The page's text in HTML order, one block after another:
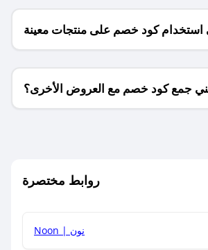
استخدام كود خصم على منتجات معينة
فقط؟
جمع كود خصم مع العروض الأخرى؟
روابط مختصرة
Noon | نون